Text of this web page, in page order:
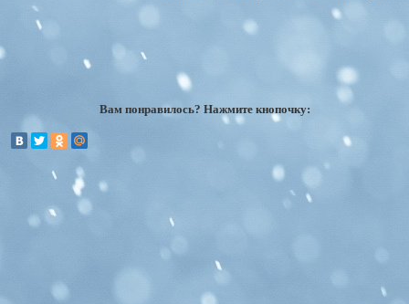
Вам понравилось? Нажмите кнопочку: